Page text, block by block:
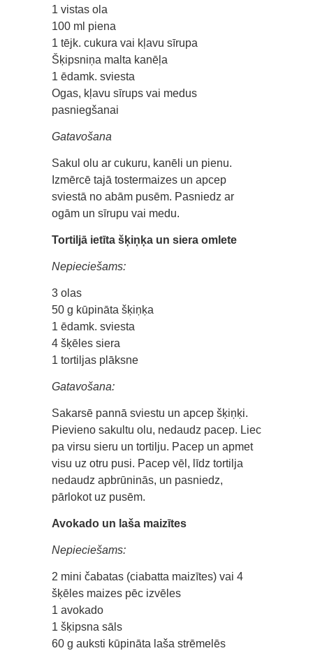
1 vistas ola
100 ml piena
1 tējk. cukura vai kļavu sīrupa
Šķipsniņa malta kanēļa
1 ēdamk. sviesta
Ogas, kļavu sīrups vai medus
pasniegšanai
Gatavošana
Sakul olu ar cukuru, kanēli un pienu.
Izmērcē tajā tostermaizes un apcep
sviestā no abām pusēm. Pasniedz ar
ogām un sīrupu vai medu.
Tortiljā ietīta šķiņķa un siera omlete
Nepieciešams:
3 olas
50 g kūpināta šķiņķa
1 ēdamk. sviesta
4 šķēles siera
1 tortiljas plāksne
Gatavošana:
Sakarsē pannā sviestu un apcep šķiņķi.
Pievieno sakultu olu, nedaudz pacep. Liec
pa virsu sieru un tortilju. Pacep un apmet
visu uz otru pusi. Pacep vēl, līdz tortilja
nedaudz apbrūninās, un pasniedz,
pārlokot uz pusēm.
Avokado un laša maizītes
Nepieciešams:
2 mini čabatas (ciabatta maizītes) vai 4
šķēles maizes pēc izvēles
1 avokado
1 šķipsna sāls
60 g auksti kūpināta laša strēmelēs